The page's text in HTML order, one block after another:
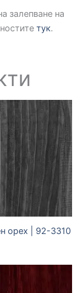
залепване на
тук.
орех | 92-3310